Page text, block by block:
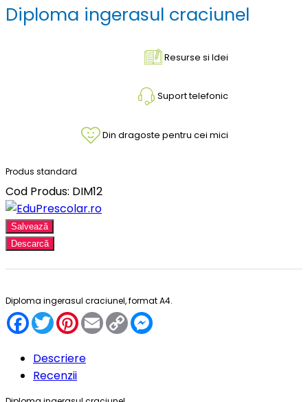
Diploma ingerasul craciunel
Resurse si Idei
Suport telefonic
Din dragoste pentru cei mici
Produs standard
Cod Produs: DIM12
Salvează
Descarcă
Diploma ingerasul craciunel, format A4.
Facebook
TwitterPinterest
EmailCopy
Link
Descriere
Recenzii